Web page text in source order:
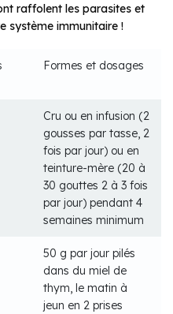
raffolent les parasites et
système immunitaire !
Formes et dosages
Cru ou en infusion (2
gousses par tasse, 2
fois par jour) ou en
teinture-mère (20 à
30 gouttes 2 à 3 fois
par jour) pendant 4
semaines minimum
50 g par jour pilés
dans du miel de
thym, le matin à
jeun en 2 prises